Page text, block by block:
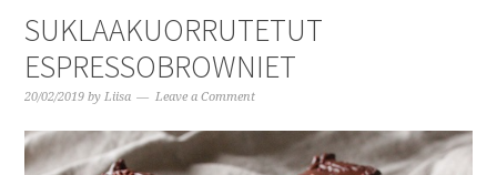
SUKLAAKUORRUTETUT
ESPRESSOBROWNIET
20/02/2019 byLiisa Leave a Comment